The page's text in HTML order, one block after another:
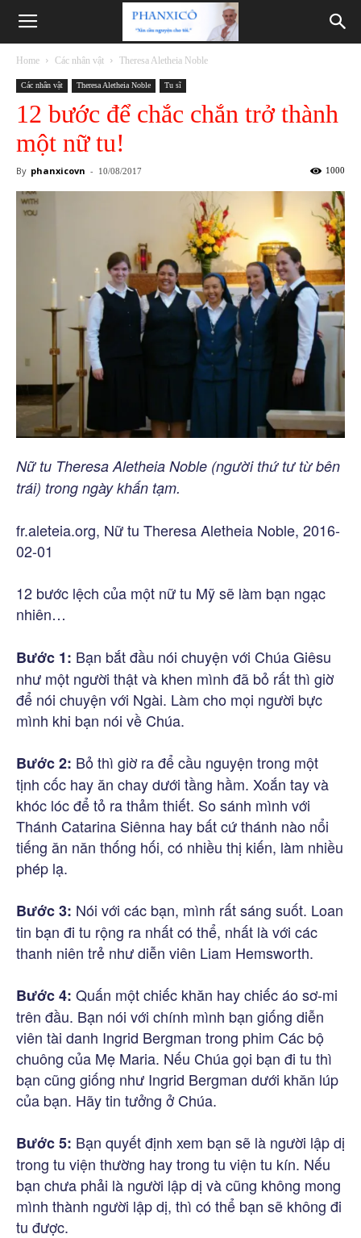
Phanxicô
Home Các nhân vật Theresa Aletheia Noble
Các nhân vật Theresa Aletheia Noble Tu sĩ
12 bước để chắc chắn trở thành
một nữ tu!
By phanxicovn - 10/08/2017 1000
Nữ tu Theresa Aletheia Noble (người thứ tư từ bên
trái) trong ngày khấn tạm.
fr.aleteia.org, Nữ tu Theresa Aletheia Noble, 2016-
02-01
12 bước lệch của một nữ tu Mỹ sẽ làm bạn ngạc
nhiên…
Bước 1: Bạn bắt đầu nói chuyện với Chúa Giêsu
như một người thật và khen mình đã bỏ rất thì giờ
để nói chuyện với Ngài. Làm cho mọi người bực
mình khi bạn nói về Chúa.
Bước 2: Bỏ thì giờ ra để cầu nguyện trong một
tịnh cốc hay ăn chay dưới tầng hầm. Xoắn tay và
khóc lóc để tỏ ra thảm thiết. So sánh mình với
Thánh Catarina Siênna hay bất cứ thánh nào nổi
tiếng ăn năn thống hối, có nhiều thị kiến, làm nhiều
phép lạ.
Bước 3: Nói với các bạn, mình rất sáng suốt. Loan
tin bạn đi tu rộng ra nhất có thể, nhất là với các
thanh niên trẻ như diễn viên Liam Hemsworth.
Bước 4: Quấn một chiếc khăn hay chiếc áo sơ-mi
trên đầu. Bạn nói với chính mình bạn giống diễn
viên tài danh Ingrid Bergman trong phim Các bộ
chuông của Mẹ Maria. Nếu Chúa gọi bạn đi tu thì
bạn cũng giống như Ingrid Bergman dưới khăn lúp
của bạn. Hãy tin tưởng ở Chúa.
Bước 5: Bạn quyết định xem bạn sẽ là người lập dị
trong tu viện thường hay trong tu viện tu kín. Nếu
bạn chưa phải là người lập dị và cũng không mong
mình thành người lập dị, thì có thể bạn sẽ không đi
tu được.